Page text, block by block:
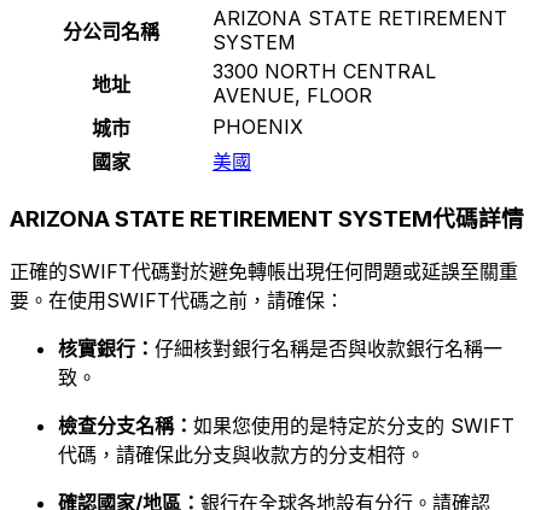
分公司名稱
ARIZONA STATE RETIREMENT
SYSTEM
地址
3300 NORTH CENTRAL
AVENUE, FLOOR
城市
PHOENIX
國家
美國
ARIZONA STATE RETIREMENT SYSTEM代碼詳情
正確的SWIFT代碼對於避免轉帳出現任何問題或延誤至關重
要。在使用SWIFT代碼之前，請確保：
核實銀行： 仔細核對銀行名稱是否與收款銀行名稱一
致。
檢查分支名稱： 如果您使用的是特定於分支的 SWIFT
代碼，請確保此分支與收款方的分支相符。
確認國家/地區： 銀行在全球各地設有分行。請確認